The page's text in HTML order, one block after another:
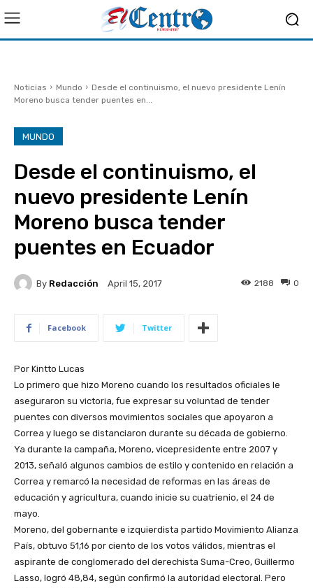
Noticias Mundo
Desde el continuismo, el nuevo presidente Lenín
Moreno busca tender puentes en...
MUNDO
Desde el continuismo, el
nuevo presidente Lenín
Moreno busca tender
puentes en Ecuador
By Redacción April 15, 2017 0
2188
Facebook Twitter
Por Kintto Lucas
Lo primero que hizo Moreno cuando los resultados oficiales le
aseguraron su victoria, fue expresar su voluntad de tender
puentes con diversos movimientos sociales que apoyaron a
Correa y luego se distanciaron durante su década de gobierno.
Ya durante la campaña, Moreno, vicepresidente entre 2007 y
2013, señaló algunos cambios de estilo y contenido en relación a
Correa y remarcó la necesidad de reformas en las áreas de
educación y agricultura, cuando inicie su cuatrienio, el 24 de
mayo.
Moreno, del gobernante e izquierdista partido Movimiento Alianza
País, obtuvo 51,16 por ciento de los votos válidos, mientras el
aspirante de conglomerado del derechista Suma-Creo, Guillermo
Lasso, logró 48,84, según confirmó la autoridad electoral. Pero